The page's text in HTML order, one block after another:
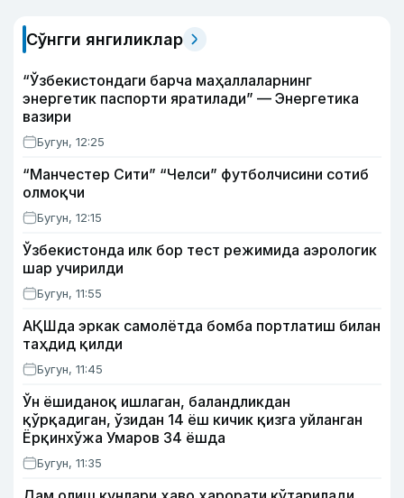
Сўнгги янгиликлар
“Ўзбекистондаги барча маҳаллаларнинг
энергетик паспорти яратилади” — Энергетика
вазири
Бугун, 12:25
“Манчестер Сити” “Челси” футболчисини сотиб
олмоқчи
Бугун, 12:15
Ўзбекистонда илк бор тест режимида аэрологик
шар учирилди
Бугун, 11:55
АҚШда эркак самолётда бомба портлатиш билан
таҳдид қилди
Бугун, 11:45
Ўн ёшиданоқ ишлаган, баландликдан
қўрқадиган, ўзидан 14 ёш кичик қизга уйланган
Ёрқинхўжа Умаров 34 ёшда
Бугун, 11:35